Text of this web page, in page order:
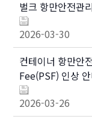
벌크 항만안전관
2026-03-30
컨테이너 항만
Fee(PSF) 인상
2026-03-26